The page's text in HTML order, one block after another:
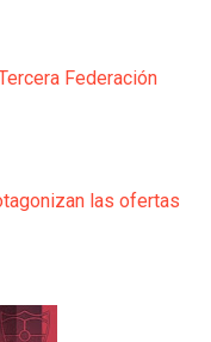
Federación
las ofertas